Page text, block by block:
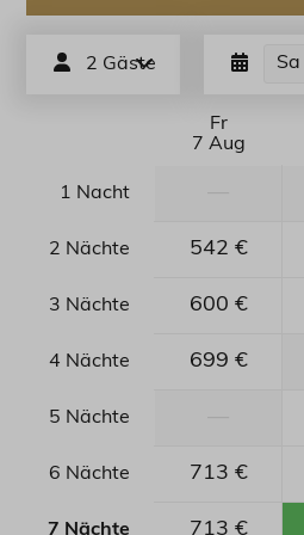
2 Gäste Sa
Fr
7 Aug
1 Nacht
2 Nächte 542 €
3 Nächte 600 €
4 Nächte 699 €
5 Nächte
6 Nächte 713 €
7 Nächte 713 €